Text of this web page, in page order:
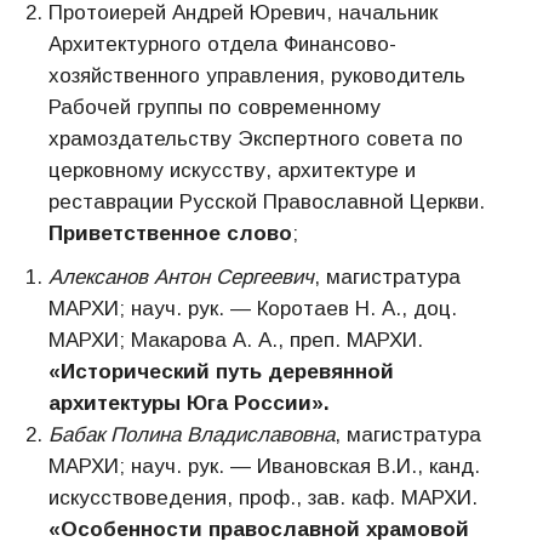
Протоиерей Андрей Юревич, начальник
Архитектурного отдела Финансово-
хозяйственного управления, руководитель
Рабочей группы по современному
храмоздательству Экспертного совета по
церковному искусству, архитектуре и
реставрации Русской Православной Церкви.
Приветственное слово;
Алексанов Антон Сергеевич, магистратура
МАРХИ; науч. рук. — Коротаев Н. А., доц.
МАРХИ; Макарова А. А., преп. МАРХИ.
«Исторический путь деревянной
архитектуры Юга России».
Бабак Полина Владиславовна, магистратура
МАРХИ; науч. рук. — Ивановская В.И., канд.
искусствоведения, проф., зав. каф. МАРХИ.
«Особенности православной храмовой